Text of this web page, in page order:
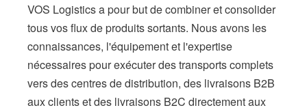
VOS Logistics a pour but de combiner et consolider
tous vos flux de produits sortants. Nous avons les
connaissances, l'équipement et l'expertise
nécessaires pour exécuter des transports complets
vers des centres de distribution, des livraisons B2B
aux clients et des livraisons B2C directement aux